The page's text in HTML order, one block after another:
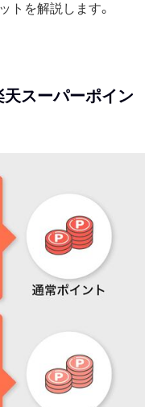
トを解説します。
スーパーポイン